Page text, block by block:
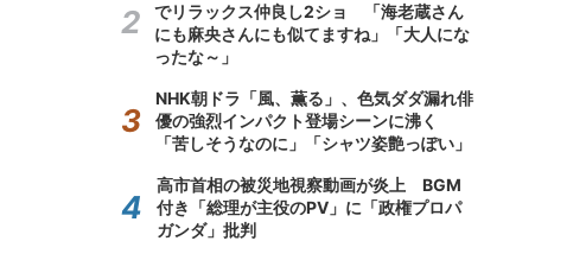
でリラックス仲良し2ショ 「海老蔵さん
にも麻央さんにも似てますね」「大人にな
ったな～」
NHK朝ドラ「風、薫る」、色気ダダ漏れ俳
優の強烈インパクト登場シーンに沸く
「苦しそうなのに」「シャツ姿艶っぽい」
高市首相の被災地視察動画が炎上 BGM
付き「総理が主役のPV」に「政権プロパ
ガンダ」批判